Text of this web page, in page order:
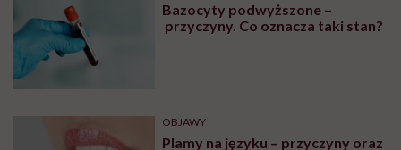
Bazocyty podwyższone –
przyczyny. Co oznacza taki stan?
OBJAWY
Plamy na języku – przyczyny oraz